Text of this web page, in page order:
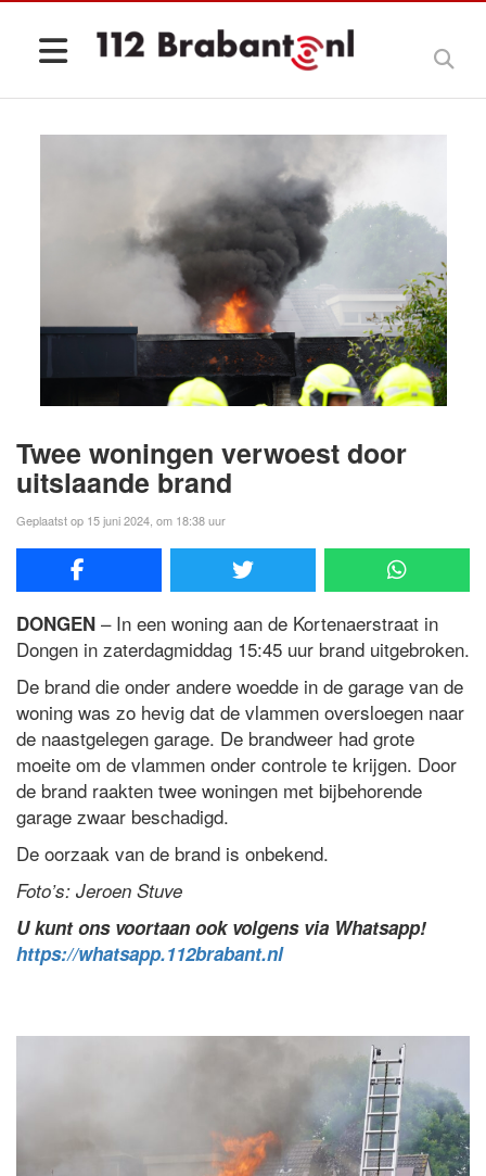
Twee woningen verwoest door
uitslaande brand
Geplaatst op 15 juni 2024, om 18:38 uur
DONGEN – In een woning aan de Kortenaerstraat in
Dongen in zaterdagmiddag 15:45 uur brand uitgebroken.
De brand die onder andere woedde in de garage van de
woning was zo hevig dat de vlammen oversloegen naar
de naastgelegen garage. De brandweer had grote
moeite om de vlammen onder controle te krijgen. Door
de brand raakten twee woningen met bijbehorende
garage zwaar beschadigd.
De oorzaak van de brand is onbekend.
Foto’s: Jeroen Stuve
U kunt ons voortaan ook volgens via Whatsapp!
https://whatsapp.112brabant.nl